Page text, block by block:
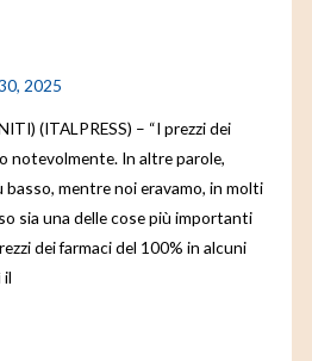
2025
(ITALPRESS) – “I prezzi dei
notevolmente. In altre parole,
mentre noi eravamo, in molti
sia una delle cose più importanti
dei farmaci del 100% in alcuni
il